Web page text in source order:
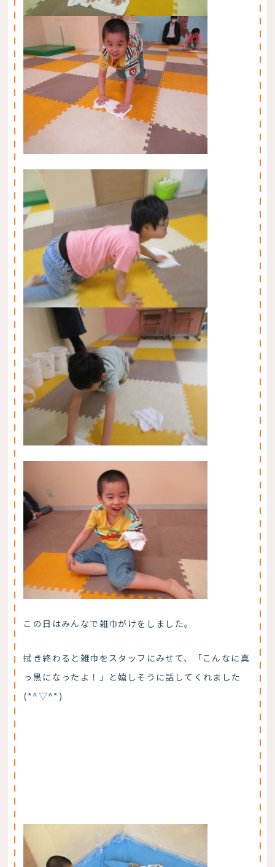
この日はみんなで雑巾がけをしました。
拭き終わると雑巾をスタッフにみせて、「こんなに真
っ黒になったよ！」と嬉しそうに話してくれました
(*^▽^*)